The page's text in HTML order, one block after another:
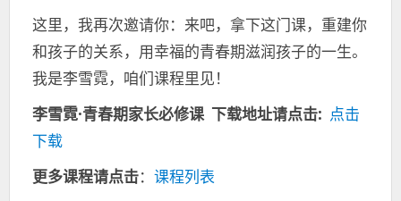
这里，我再次邀请你：来吧，拿下这门课，重建你
和孩子的关系，用幸福的青春期滋润孩子的一生。
我是李雪霓，咱们课程里见！
李雪霓·青春期家长必修课 下载地址请点击: 点击
下载
更多课程请点击： 课程列表